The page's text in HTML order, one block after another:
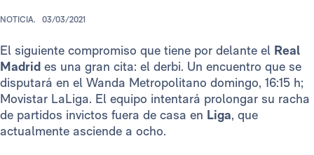
NOTICIA. 03/03/2021
El siguiente compromiso que tiene por delante el Real
Madrid es una gran cita: el derbi. Un encuentro que se
disputará en el Wanda Metropolitano domingo, 16:15 h;
Movistar LaLiga. El equipo intentará prolongar su racha
de partidos invictos fuera de casa en Liga, que
actualmente asciende a ocho.